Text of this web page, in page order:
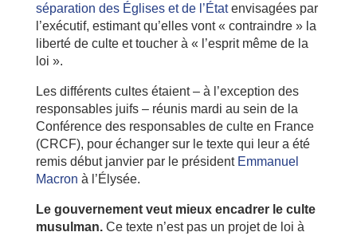
séparation des Églises et de l’Étatenvisagées par
l’exécutif, estimant qu’elles vont « contraindre » la
liberté de culte et toucher à « l’esprit même de la
loi ».
Les différents cultes étaient – à l’exception des
responsables juifs – réunis mardi au sein de la
Conférence des responsables de culte en France
(CRCF), pour échanger sur le texte qui leur a été
remis début janvier par le président Emmanuel
Macron à l’Élysée.
Le gouvernement veut mieux encadrer le culte
musulman.Ce texte n’est pas un projet de loi à